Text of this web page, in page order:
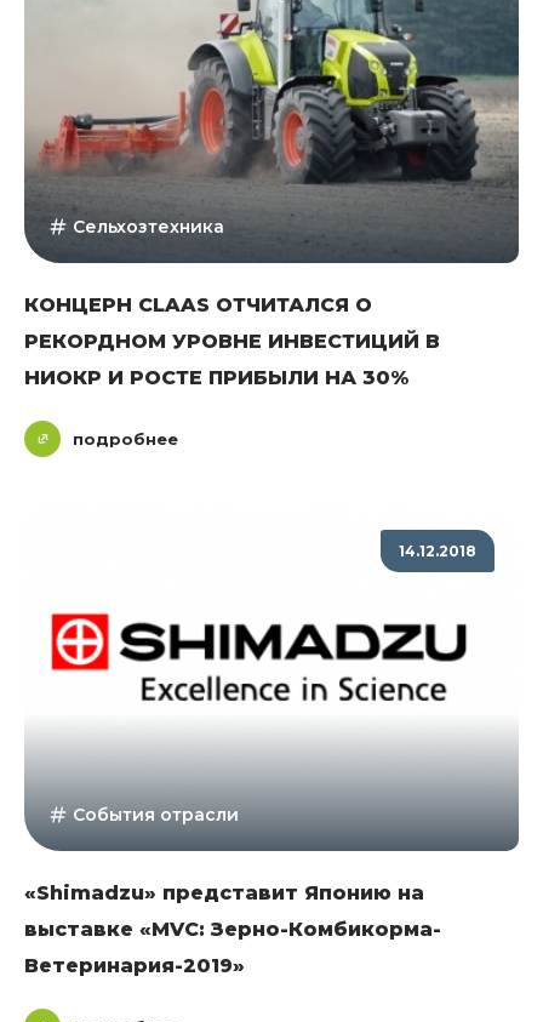
Сельхозтехника
КОНЦЕРН CLAAS ОТЧИТАЛСЯ О
РЕКОРДНОМ УРОВНЕ ИНВЕСТИЦИЙ В
НИОКР И РОСТЕ ПРИБЫЛИ НА 30%
подробнее
14.12.2018
События отрасли
«Shimadzu» представит Японию на
выставке «MVC: Зерно-Комбикорма-
Ветеринария-2019»